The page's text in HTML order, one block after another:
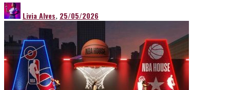
Livia Alves, 25/05/2026